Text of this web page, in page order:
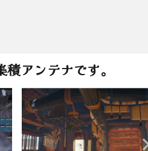
アンテナです。